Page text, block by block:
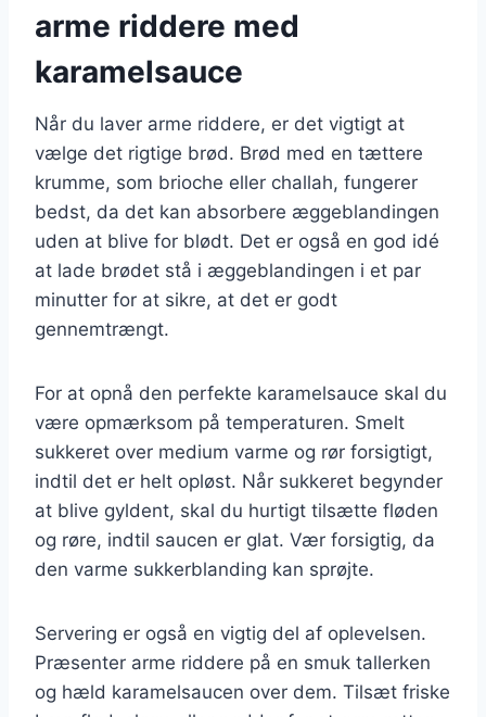
arme riddere med
karamelsauce
Når du laver arme riddere, er det vigtigt at
vælge det rigtige brød. Brød med en tættere
krumme, som brioche eller challah, fungerer
bedst, da det kan absorbere æggeblandingen
uden at blive for blødt. Det er også en god idé
at lade brødet stå i æggeblandingen i et par
minutter for at sikre, at det er godt
gennemtrængt.
For at opnå den perfekte karamelsauce skal du
være opmærksom på temperaturen. Smelt
sukkeret over medium varme og rør forsigtigt,
indtil det er helt opløst. Når sukkeret begynder
at blive gyldent, skal du hurtigt tilsætte fløden
og røre, indtil saucen er glat. Vær forsigtig, da
den varme sukkerblanding kan sprøjte.
Servering er også en vigtig del af oplevelsen.
Præsenter arme riddere på en smuk tallerken
og hæld karamelsaucen over dem. Tilsæt friske